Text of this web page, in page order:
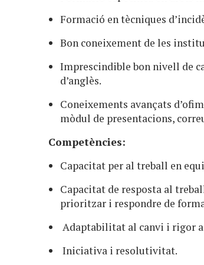
Formació en tècniques
Bon coneixement de les
Imprescindible bon nivell de
d’anglès.
Coneixements avançats
mòdul de presentacions,
Competències:
Capacitat per al treball en
Capacitat de resposta al
prioritzar i respondre de
Adaptabilitat al canvi i rigor
Iniciativa i resolutivitat.